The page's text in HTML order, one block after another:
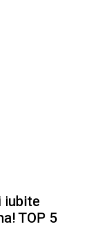
iubite
TOP 5